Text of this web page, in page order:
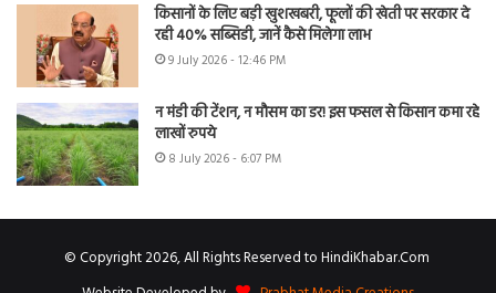
किसानों के लिए बड़ी खुशखबरी, फूलों की खेती पर सरकार दे
रही 40% सब्सिडी, जानें कैसे मिलेगा लाभ
9 July 2026 - 12:46 PM
न मंडी की टेंशन, न मौसम का डर! इस फसल से किसान कमा रहे
लाखों रुपये
8 July 2026 - 6:07 PM
© Copyright 2026, All Rights Reserved to HindiKhabar.Com